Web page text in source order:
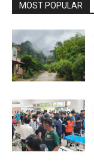
MOST POPULAR